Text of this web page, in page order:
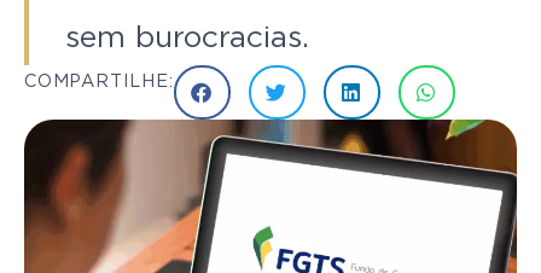
sem burocracias.
COMPARTILHE: